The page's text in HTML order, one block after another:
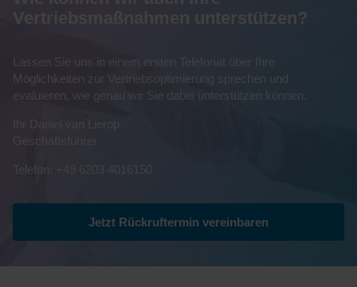
Vertriebsmaßnahmen unterstützen?
Lassen Sie uns in einem ersten Telefonat über Ihre
Möglichkeiten zur Vertriebsoptimierung sprechen und
evaluieren, wie genau wir Sie dabei unterstützen können.
Ihr Daniel van Lierop
Geschäftsführer
Telefon: +49 6203 4016150
Jetzt Rückruftermin vereinbaren